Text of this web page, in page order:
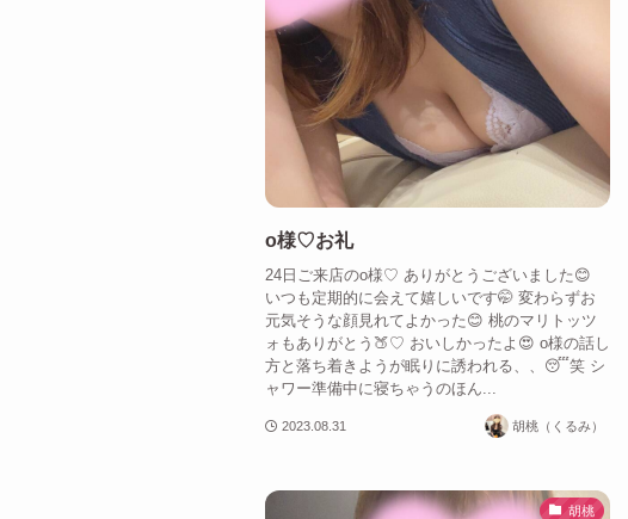
o様♡お礼
24日ご来店のo様♡ ありがとうございました😊
いつも定期的に会えて嬉しいです🤭 変わらずお
元気そうな顔見れてよかった😊 桃のマリトッツ
ォもありがとう🍑♡ おいしかったよ😍 o様の話し
方と落ち着きようが眠りに誘われる、、😴笑 シ
ャワー準備中に寝ちゃうのほん...
2023.08.31 胡桃（くるみ）
胡桃